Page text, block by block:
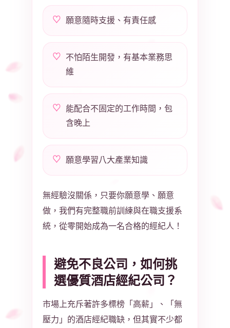
願意隨時支援、有責任感
不怕陌生開發，有基本業務思
維
能配合不固定的工作時間，包
含晚上
願意學習八大產業知識
無經驗沒關係，只要你願意學、願意
做，我們有完整職前訓練與在職支援系
統，從零開始成為一名合格的經紀人！
避免不良公司，如何挑
選優質酒店經紀公司？
市場上充斥著許多標榜「高薪」、「無
壓力」的酒店經紀職缺，但其實不少都